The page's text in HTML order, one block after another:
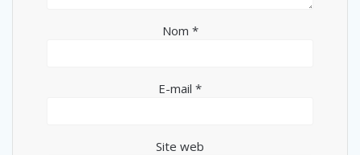
Nom *
E-mail *
Site web